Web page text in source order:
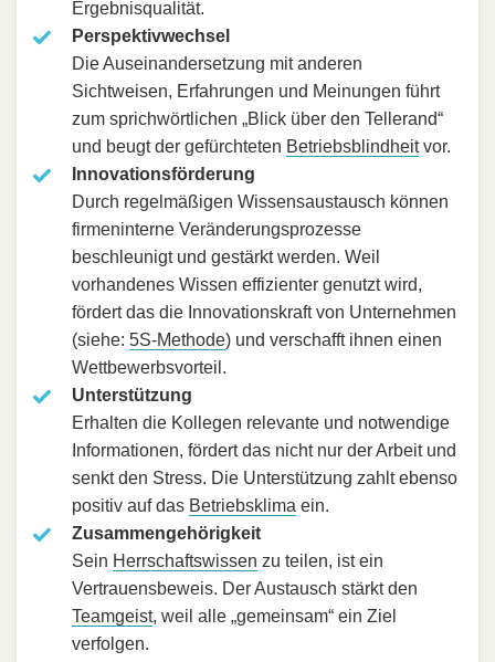
Ergebnisqualität.
Perspektivwechsel
Die Auseinandersetzung mit anderen
Sichtweisen, Erfahrungen und Meinungen führt
zum sprichwörtlichen „Blick über den Tellerand“
und beugt der gefürchteten Betriebsblindheitvor.
Innovationsförderung
Durch regelmäßigen Wissensaustausch können
firmeninterne Veränderungsprozesse
beschleunigt und gestärkt werden. Weil
vorhandenes Wissen effizienter genutzt wird,
fördert das die Innovationskraft von Unternehmen
(siehe: 5S-Methode) und verschafft ihnen einen
Wettbewerbsvorteil.
Unterstützung
Erhalten die Kollegen relevante und notwendige
Informationen, fördert das nicht nur der Arbeit und
senkt den Stress. Die Unterstützung zahlt ebenso
positiv auf das Betriebsklima ein.
Zusammengehörigkeit
Sein Herrschaftswissen zu teilen, ist ein
Vertrauensbeweis. Der Austausch stärkt den
Teamgeist, weil alle „gemeinsam“ ein Ziel
verfolgen.